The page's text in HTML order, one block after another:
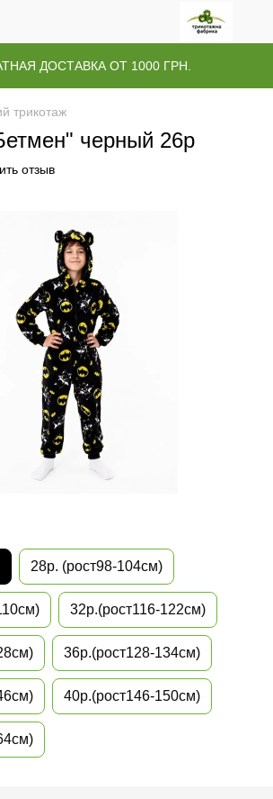
ДОСТАВКА ОТ 1000 ГРН.
трикотаж
черный 26р
отзыв
28р. (рост98-104см)
32р.(рост116-122см)
36р.(рост128-134см)
40р.(рост146-150см)